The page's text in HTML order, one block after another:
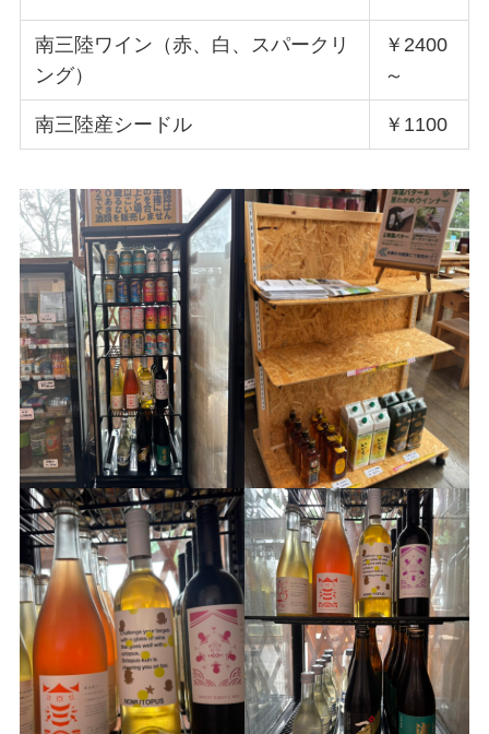
南三陸ワイン（赤、白、スパークリ
ング）
￥2400
～
南三陸産シードル ￥1100